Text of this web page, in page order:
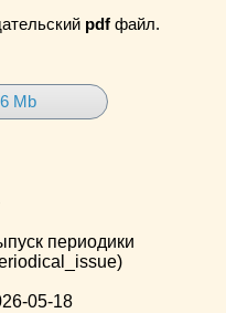
pdf файл.
Mb
периодики
05-18